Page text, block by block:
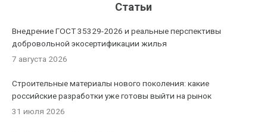
Статьи
Внедрение ГОСТ 35329-2026 и реальные перспективы
добровольной экосертификации жилья
7 августа 2026
Строительные материалы нового поколения: какие
российские разработки уже готовы выйти на рынок
31 июля 2026